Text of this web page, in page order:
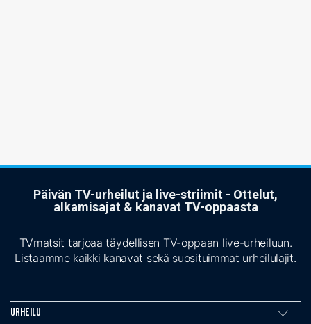
Päivän TV-urheilut ja live-striimit - Ottelut,
alkamisajat & kanavat TV-oppaasta
TVmatsit tarjoaa täydellisen TV-oppaan live-urheiluun.
Listaamme kaikki kanavat sekä suosituimmat urheilulajit.
Urheilu